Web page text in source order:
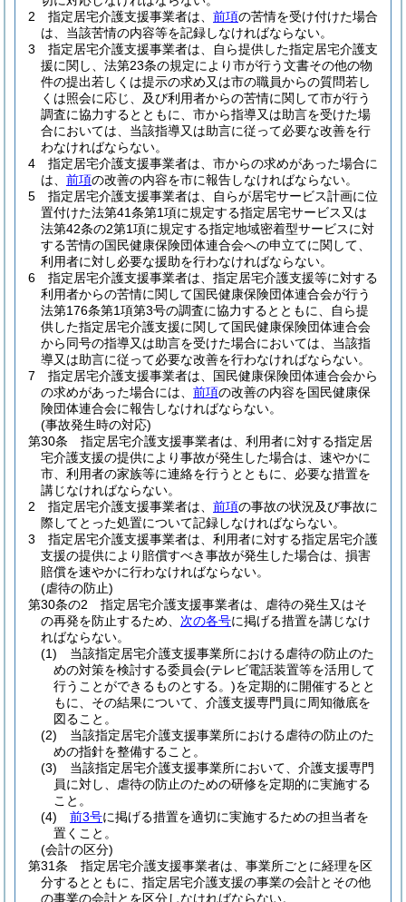
2
指定居宅介護支援事業者は、 前項の苦情を受け付けた場合
は、当該苦情の内容等を記録しなければならない。
3
指定居宅介護支援事業者は、自ら提供した指定居宅介護支
援に関し、法第23条の規定により市が行う文書その他の物
件の提出若しくは提示の求め又は市の職員からの質問若し
くは照会に応じ、及び利用者からの苦情に関して市が行う
調査に協力するとともに、市から指導又は助言を受けた場
合においては、当該指導又は助言に従って必要な改善を行
わなければならない。
4
指定居宅介護支援事業者は、市からの求めがあった場合に
は、 前項の改善の内容を市に報告しなければならない。
5
指定居宅介護支援事業者は、自らが居宅サービス計画に位
置付けた法第41条第1項に規定する指定居宅サービス又は
法第42条の2第1項に規定する指定地域密着型サービスに対
する苦情の国民健康保険団体連合会への申立てに関して、
利用者に対し必要な援助を行わなければならない。
6
指定居宅介護支援事業者は、指定居宅介護支援等に対する
利用者からの苦情に関して国民健康保険団体連合会が行う
法第176条第1項第3号の調査に協力するとともに、自ら提
供した指定居宅介護支援に関して国民健康保険団体連合会
から同号の指導又は助言を受けた場合においては、当該指
導又は助言に従って必要な改善を行わなければならない。
7
指定居宅介護支援事業者は、国民健康保険団体連合会から
の求めがあった場合には、 前項の改善の内容を国民健康保
険団体連合会に報告しなければならない。
(事故発生時の対応)
第30条
指定居宅介護支援事業者は、利用者に対する指定居
宅介護支援の提供により事故が発生した場合は、速やかに
市、利用者の家族等に連絡を行うとともに、必要な措置を
講じなければならない。
2
指定居宅介護支援事業者は、 前項の事故の状況及び事故に
際してとった処置について記録しなければならない。
3
指定居宅介護支援事業者は、利用者に対する指定居宅介護
支援の提供により賠償すべき事故が発生した場合は、損害
賠償を速やかに行わなければならない。
(虐待の防止)
第30条の2
指定居宅介護支援事業者は、虐待の発生又はそ
の再発を防止するため、 次の各号に掲げる措置を講じなけ
ればならない。
(1)
当該指定居宅介護支援事業所における虐待の防止のた
めの対策を検討する委員会(テレビ電話装置等を活用して
行うことができるものとする。)を定期的に開催するとと
もに、その結果について、介護支援専門員に周知徹底を
図ること。
(2)
当該指定居宅介護支援事業所における虐待の防止のた
めの指針を整備すること。
(3)
当該指定居宅介護支援事業所において、介護支援専門
員に対し、虐待の防止のための研修を定期的に実施する
こと。
(4)
前3号に掲げる措置を適切に実施するための担当者を
置くこと。
(会計の区分)
第31条
指定居宅介護支援事業者は、事業所ごとに経理を区
分するとともに、指定居宅介護支援の事業の会計とその他
の事業の会計とを区分しなければならない。